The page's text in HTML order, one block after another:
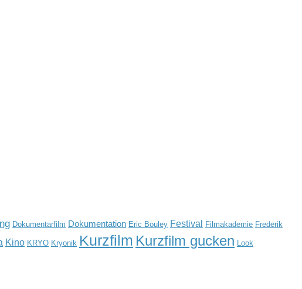
Dokumentarfilm Dokumentation Eric Bouley Festival Filmakademie Frederik
Kino KRYO Kryonik Kurzfilm Kurzfilm gucken Look